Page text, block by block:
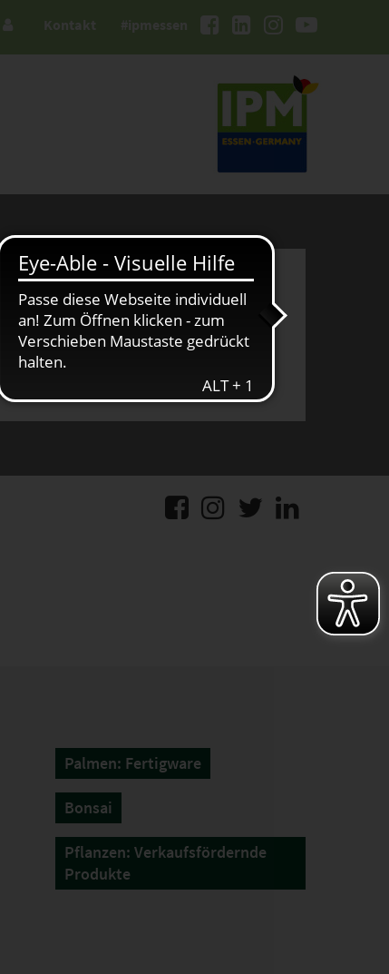
#ipmessen
Kontakt
Palmen: Fertigware
Bonsai
Pflanzen: Verkaufsfördernde
Produkte